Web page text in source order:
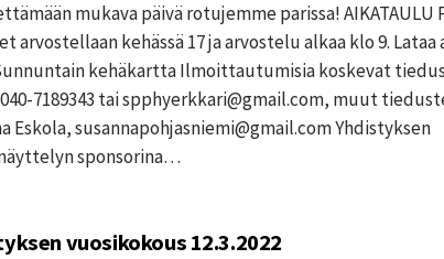
mukava päivä rotujemme parissa! AIKATAULU
arvostellaan kehässä 17 ja arvostelu alkaa klo 9.
kehäkartta Ilmoittautumisia koskevat
7189343 tai spphyerkkari@gmail.com, muut
Eskola, susannapohjasniemi@gmail.com Yhdistyksen
sponsorina…
vuosikokous 12.3.2022